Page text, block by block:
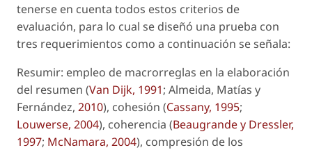
tenerse en cuenta todos estos criterios de
evaluación, para lo cual se diseñó una prueba con
tres requerimientos como a continuación se señala:
Resumir: empleo de macrorreglas en la elaboración
del resumen (Van Dijk, 1991; Almeida, Matías y
Fernández, 2010), cohesión (Cassany, 1995;
Louwerse, 2004), coherencia (Beaugrande y Dressler,
1997; McNamara, 2004), compresión de los